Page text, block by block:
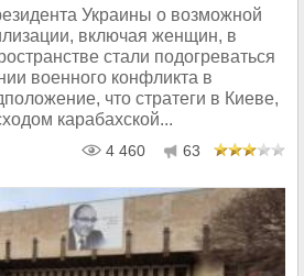
Украины о возможной
включая женщин, в
стали подогреваться
военного конфликта в
что стратеги в Киеве,
карабахской...
4 460 63